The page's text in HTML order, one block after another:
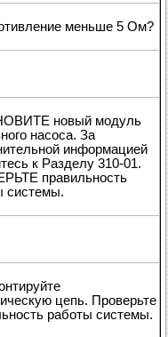
меньше 5 Ом?
новый модуль
насоса. За
информацией
к Разделу 310-01.
правильность
системы.
цепь. Проверьте
работы системы.